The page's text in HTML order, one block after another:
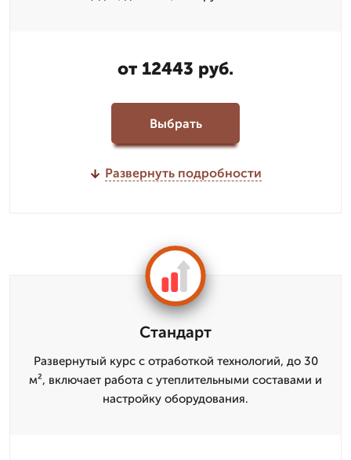
от 12443 руб.
Выбрать
Развернуть подробности
Стандарт
Развернутый курс с отработкой технологий, до 30
м², включает работа с утеплительными составами и
настройку оборудования.